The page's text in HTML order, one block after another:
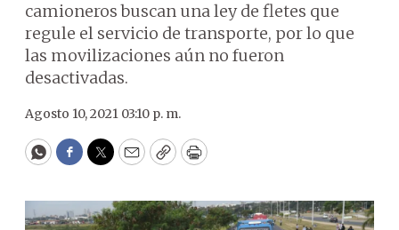
camioneros buscan una ley de fletes que
regule el servicio de transporte, por lo que
las movilizaciones aún no fueron
desactivadas.
Agosto 10, 2021 03:10 p. m.
WhatsApp
Facebook
Twitter
EmailCopyPrint